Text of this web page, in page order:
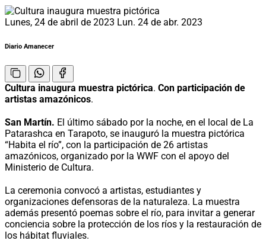
Lunes, 24 de abril de 2023 Lun. 24 de abr. 2023
Diario Amanecer
Cultura inaugura muestra pictórica. Con participación de
artistas amazónicos.
San Martín. El último sábado por la noche, en el local de La
Patarashca en Tarapoto, se inauguró la muestra pictórica
“Habita el río”, con la participación de 26 artistas
amazónicos, organizado por la WWF con el apoyo del
Ministerio de Cultura.
La ceremonia convocó a artistas, estudiantes y
organizaciones defensoras de la naturaleza. La muestra
además presentó poemas sobre el río, para invitar a generar
conciencia sobre la protección de los ríos y la restauración de
los hábitat fluviales.